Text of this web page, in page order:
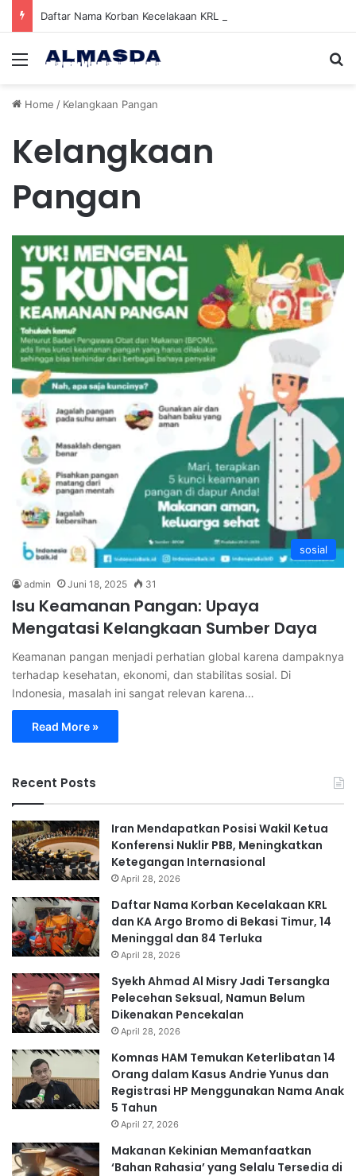
Menu
Home / Kelangkaan Pangan
Kelangkaan
Pangan
sosial
admin Juni 18, 2025 31
Isu Keamanan Pangan: Upaya
Mengatasi Kelangkaan Sumber Daya
Keamanan pangan menjadi perhatian global karena dampaknya
terhadap kesehatan, ekonomi, dan stabilitas sosial. Di
Indonesia, masalah ini sangat relevan karena…
Read More »
Recent Posts
Iran Mendapatkan Posisi Wakil Ketua
Konferensi Nuklir PBB, Meningkatkan
Ketegangan Internasional
April 28, 2026
Daftar Nama Korban Kecelakaan KRL
dan KA Argo Bromo di Bekasi Timur, 14
Meninggal dan 84 Terluka
April 28, 2026
Syekh Ahmad Al Misry Jadi Tersangka
Pelecehan Seksual, Namun Belum
Dikenakan Pencekalan
April 28, 2026
Komnas HAM Temukan Keterlibatan 14
Orang dalam Kasus Andrie Yunus dan
Registrasi HP Menggunakan Nama Anak
5 Tahun
April 27, 2026
Makanan Kekinian Memanfaatkan
‘Bahan Rahasia’ yang Selalu Tersedia di